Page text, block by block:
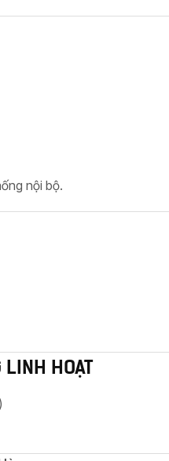
nội bộ.
HOẠT